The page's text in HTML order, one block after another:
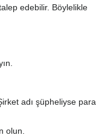
edebilir. Böylelikle
adı şüpheliyse para
olun.